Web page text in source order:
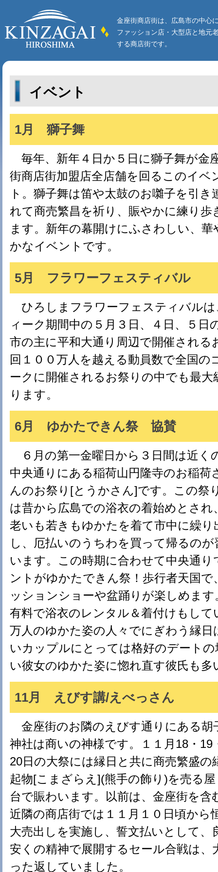
金座街商店街は、広島市の中心
ファッション店・大型店と地元
する商店街です。
イベント
1月 獅子舞
毎年、新年４日か５日に獅子舞が金
街商店街加盟店全店舗を回るこのイベ
ト。獅子舞は笛や太鼓のお囃子を引き
れて商売繁昌を祈り、賑やかに練り歩
ます。新年の幕開けにふさわしい、華
かなイベントです。
5月 フラワーフェスティバル
ひろしまフラワーフェスティバルは
ィーク期間中の５月３日、４日、５日
市の主に平和大通り周辺で開催される
回１００万人を越える動員数で全国の
ークに開催されるお祭りの中でも最大
ります。
6月 ゆかたできん祭 協賛
６月の第一金曜日から３日間は近く
中央通りにある稲荷山円隆寺のお稲荷
んのお祭り[とうかさん]です。この祭
は昔から広島での浴衣の着始めとされ
老いも若きもゆかたを着て市中に繰り
し、厄払いのうちわを買って帰るの
います。この時期に合わせて中央通
ントがゆかたできん祭！歩行者天国
ッションショーや盆踊りが楽しめま
有料で浴衣のレンタル＆着付けもして
万人のゆかた姿の人々でにぎわう縁日
いカップルにとっては格好のデート
い彼女のゆかた姿に惚れ直す彼氏も多
11月 えびす講/えべっさん
金座街のお隣のえびす通りにある胡
神社は商いの神様です。１１月18・19
20日の大祭には縁日と共に商売繁盛の
起物[こまざらえ](熊手の飾り)を売る屋
台で賑わいます。以前は、金座街を含
近隣の商店街では１１月１０日頃から
大売出しを実施し、誓文払いとして、
安くの精神で展開するセール合戦は、
った返していました。